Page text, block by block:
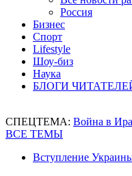
Россия
Бизнес
Спорт
Lifestyle
Шоу-биз
Наука
БЛОГИ
СПЕЦТЕМА: Война в
ВСЕ ТЕМЫ
Вступление